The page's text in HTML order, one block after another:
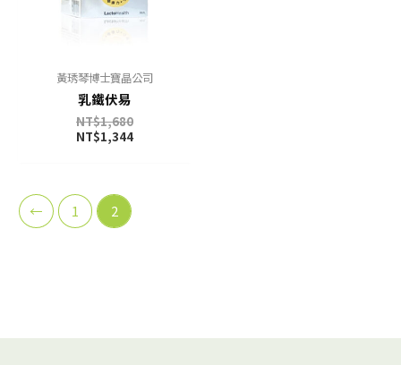
黃琇琴博士寶晶公司
乳鐵伏易
NT$1,680
NT$1,344
← 1 2